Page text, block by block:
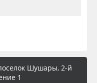
Шушары, 2-й
1